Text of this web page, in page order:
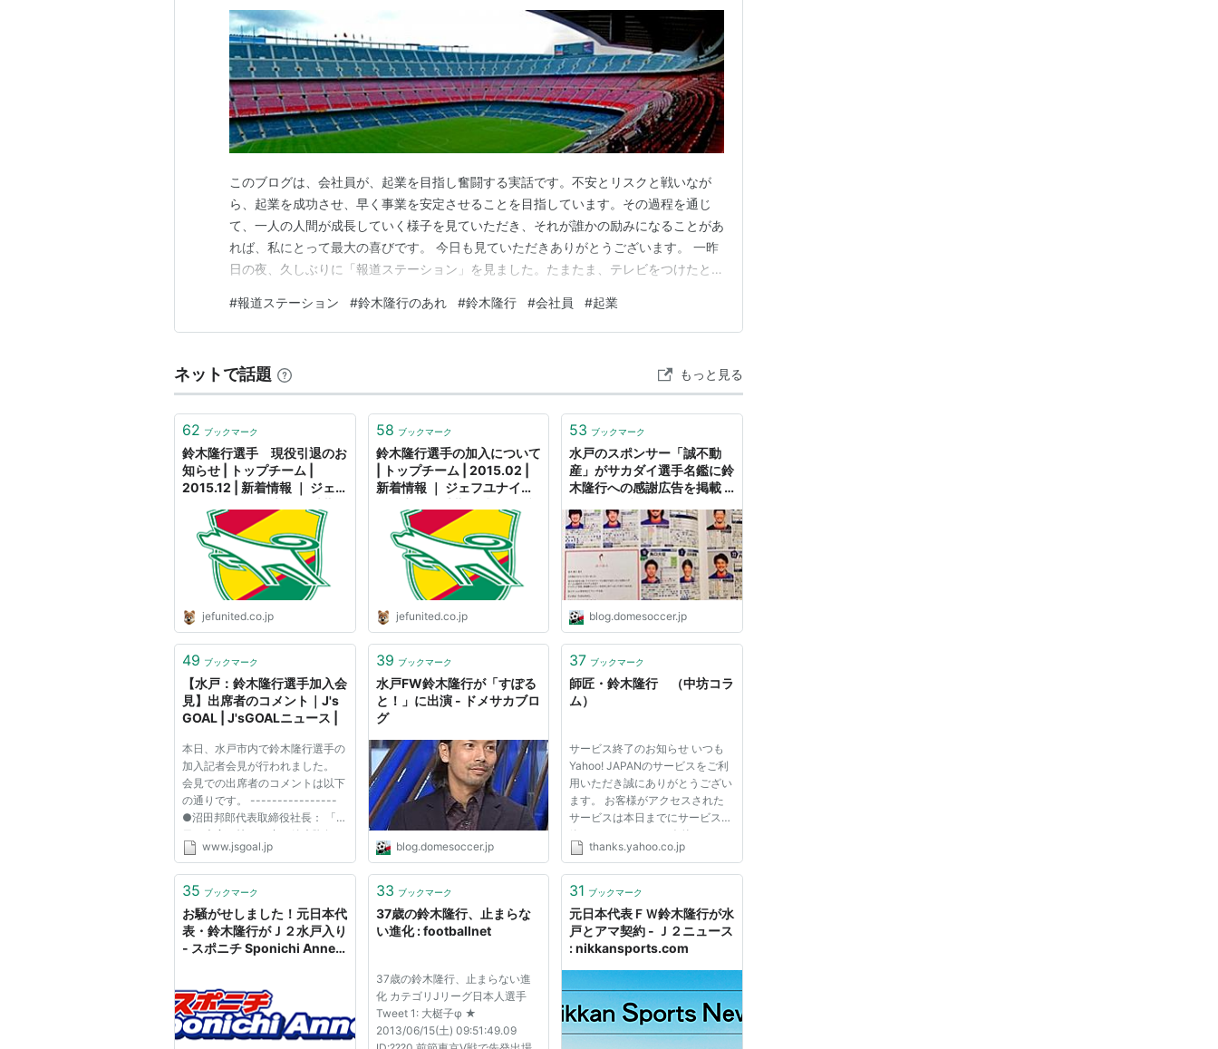
あげたゴール数こそ少ないものの、決める時は勝負どころとなるラッキーボーイ的な面
もある。
所属クラブ
茨城県立日立工業高等学校
鹿島アントラーズ
1997.3-1997.9
CFZ・ド・リオ（ブラジル）
1997.9-1998.1
ジェフユナイテッド市原 ＊期限付き移籍
1999.2-1999.9
CFZ・ド・リオ ＊期限付き移籍
1999.9-2000.1
鹿島アントラーズ
2000.2-2000.?
川崎フロンターレ ＊期限付き移籍
2000.?-2002.7
鹿島アントラーズ
2002.7-2003.6
KRCゲンク（ベルギー）
2003.7-2003.8
鹿島アントラーズ
2003.8-2004.6
ヒュースデン・ゾルダー
（ベルギー）
2004.7-2005
鹿島アントラーズ
2006
レッドスター・ベオグラード（セルビア）
2007
横浜F・マリノス
2008.4-2010
ポートランド・ティンバーズ（アメリカ ユナイテッドサッカーリーグ1部）
このブログは、会社員が、起業を目指し奮闘する実話です。不安とリスクと戦いなが
ら、起業を成功させ、早く事業を安定させることを目指しています。その過程を通じ
て、一人の人間が成長していく様子を見ていただき、それが誰かの励みになることがあ
れば、私にとって最大の喜びです。 今日も見ていただきありがとうございます。 一昨
日の夜、久しぶりに「報道ステーション」を見ました。たまたま、テレビをつけたとき
も熱狂していた昔を思い出しながら、感想を書きたいと思います。 テレビで流れてい
た「感動の名シーン」 ひたむきな人は、かっこいい！ 自分…
#報道ステーション #鈴木隆行のあれ #鈴木隆行 #会社員 #起業
ネットで話題 もっと見る
62 ブックマーク
鈴木隆行選手 現役引退のお
知らせ | トップチーム |
2015.12 | 新着情報 ｜ ジェ
公式ウェブサイト
jefunited.co.jp
58 ブックマーク
鈴木隆行選手の加入について
| トップチーム | 2015.02 |
新着情報 ｜ ジェフユナイテ
サイト
jefunited.co.jp
53 ブックマーク
水戸のスポンサー「誠不動
産」がサカダイ選手名鑑に鈴
木隆行への感謝広告を掲載 -
blog.domesoccer.jp
49 ブックマーク
【水戸：鈴木隆行選手加入会
見】出席者のコメント｜J's
GOAL | J'sGOALニュース |
本日、水戸市内で鈴木隆行選手の
加入記者会見が行われました。
会見での出席者のコメントは以下
の通りです。 ----------------
●沼田邦郎代表取締役社長： 「本
日は大変お忙しい中、鈴木隆行の
加入会見に足を運んでいただき、
08年4月から水戸ホーリーホック
の社長を務めていますが、水戸...
www.jsgoal.jp
39 ブックマーク
水戸FW鈴木隆行が「すぽる
と！」に出演 - ドメサカブロ
グ
blog.domesoccer.jp
37 ブックマーク
師匠・鈴木隆行 （中坊コラ
ム）
サービス終了のお知らせ いつも
Yahoo! JAPANのサービスをご利
用いただき誠にありがとうござい
ます。 お客様がアクセスされた
サービスは本日までにサービスを
終了いたしました。 今後とも
Yahoo! JAPANのサービスをご愛
願いいたします。
thanks.yahoo.co.jp
35 ブックマーク
お騒がせしました！元日本代
表・鈴木隆行がＪ２水戸入り
- スポニチ Sponichi Annex
33 ブックマーク
37歳の鈴木隆行、止まらな
い進化 : footballnet
37歳の鈴木隆行、止まらない進
化 カテゴリJリーグ日本人選手
Tweet 1: 大梃子φ ★
2013/06/15(土) 09:51:49.09
31 ブックマーク
元日本代表ＦＷ鈴木隆行が水
戸とアマ契約 - Ｊ２ニュース
: nikkansports.com